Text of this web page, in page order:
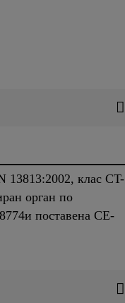
13813:2002, клас CT-
орган по
и поставена CE-